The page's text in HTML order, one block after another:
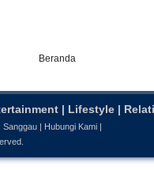
Beranda
| Lifestyle |
Sanggau Hubungi Kami